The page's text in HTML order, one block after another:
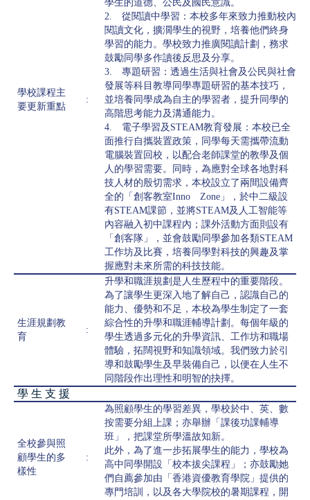
學校課程主
要更新重點
:
學生的道德、公民及國民意識。
2. 從閱讀中學習：本校多年來致力推動校內
閱讀文化，擴濶學生的視野，培養他們終身
學習的能力。學校致力推廣閱讀計劃，務求
鼓勵同學多作讀後反思及分享。
3. 專題研習：透過生活與社會及公民與社會
發展等科目教導同學專題研習的基本技巧，
並培養同學成為自主的學習者，提升同學的
高階思考能力及溝通能力。
4. 電子學習及STEAM教育發展：本校已全
面推行自攜裝置政策，同學每天需攜帶流動
電腦裝置回校，以配合老師課堂的教學及個
人的學習需要。同時，為應對全球各地對科
技人材的殷切需求，本校設立了兩間設備齊
全的「創客教室Inno Zone」，於中二級設
有STEAM課節，並將STEAM及人工智能等
內容融入初中課程內；課外活動方面則設有
「創客隊」，並會鼓勵同學參加各類STEAM
工作坊及比賽，培養同學對科技的興趣及掌
握應對未來所需的科技技能。
生涯規劃教
育
:
升學和職涯規劃是人生歷程中的重要階段。
為了讓學生更深入地了解自己，認識自己的
能力、優勢和不足，本校為學生制定了一套
綜合性的升學和職涯輔導計劃。每個年級的
學生透過多元化的升學資訊、工作坊和職場
體驗，拓闊視野和知識領域。我們致力於引
導和鼓勵學生及早裝備自己，以便在人生不
同階段作出理性和明智的抉擇。
學 生 支 援
全校參與照
顧學生的多
樣性
:
為照顧學生的學習差異，學校於中、英、數
按需要分組上課；亦舉辦「課後功課輔導
班」，把課堂所學溫故知新。
此外，為了進一步拓展學生的能力，學校為
高中同學開設「校本拔尖課程」；亦鼓勵她
們自薦參加由「香港資優教育學院」提供的
專門培訓，以及各大學院校的暑期課程，開